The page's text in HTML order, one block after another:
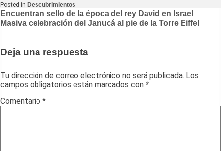
Posted in Descubrimientos
Navegación
de
Encuentran sello de la época del rey David en Israel
Masiva celebración del Janucá al pie de la Torre Eiffel
Deja una respuesta
Tu dirección de correo electrónico no será publicada. Los
campos obligatorios están marcados con *
Comentario *